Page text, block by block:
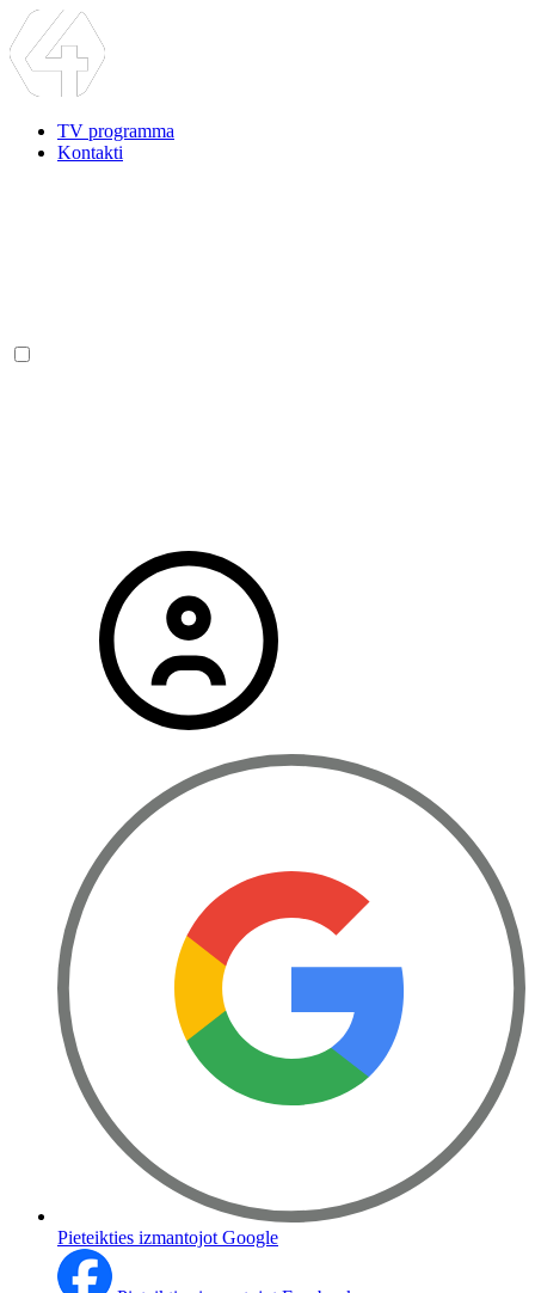
TV programma
Kontakti
Pieteikties izmantojot Google